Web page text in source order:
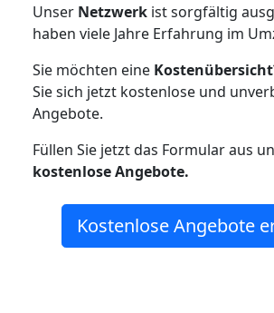
Unser Netzwerk ist sorgfältig
haben viele Jahre Erfahrung im
Sie möchten eine
Sie sich jetzt kostenlose und
Angebote.
Füllen Sie jetzt das Formular aus
kostenloseAngebote.
Kostenlose Angebote